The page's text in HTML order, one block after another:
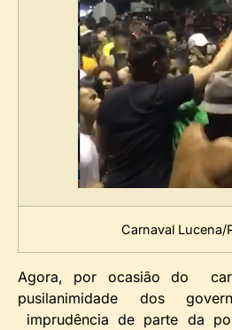
Carnaval Lucena/
Agora, por ocasião do
pusilanimidade dos
imprudência de parte da